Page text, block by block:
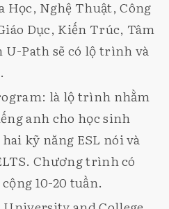
Học, Nghệ Thuật, Công
Dục, Kiến Trúc, Tâm
U-Path sẽ có lộ trình và
là lộ trình nhằm
anh cho học sinh
kỹ năng ESL nói và
Chương trình có
10-20 tuần.